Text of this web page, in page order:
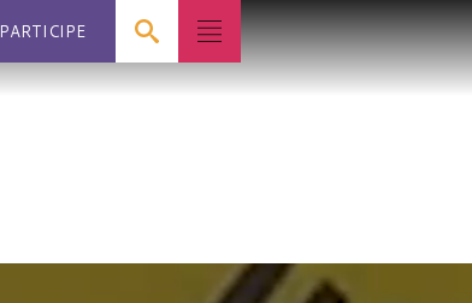
PARTICIPE